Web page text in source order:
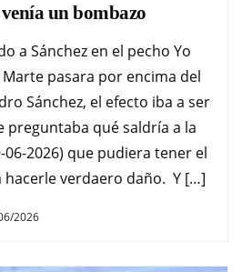
un bombazo
a Sánchez en el pecho Yo
pasara por encima del
Sánchez, el efecto iba a ser
preguntaba qué saldría a la
06-2026) que pudiera tener el
hacerle verdaero daño. Y […]
2026